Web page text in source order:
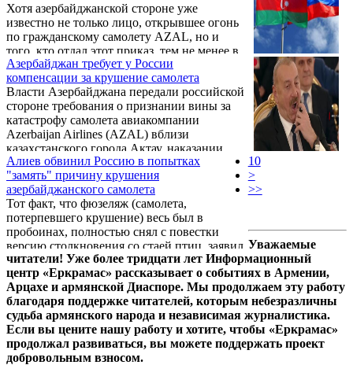
заблудились и оказались на территории
Азербайджана.
Хотя азербайджанской стороне уже
известно не только лицо, открывшее огонь
по гражданскому самолету AZAL, но и
того, кто отдал этот приказ, тем не менее в
России продолжают нагнетать обстановку,
пишет одно из провластных
азербайджанских СМИ. Отмечается, что
«российские коллеги» пытаются сместить
внимание с причин на следствия, становясь
«соучастниками преступления».
Азербайджан требует у России
компенсации за крушение самолета
Власти Азербайджана передали российской
стороне требования о признании вины за
катастрофу самолета авиакомпании
Azerbaijan Airlines (AZAL) вблизи
казахстанского города Актау, наказании
виновных в случившемся и выплате
компенсаций, заявил в интервью
азербайджанскому государственному
телеканалу AzTV президент Азербайджана
Ильхам Алиев, передает ТАСС.
Алиев обвинил Россию в попытках
"замять" причину крушения
азербайджанского самолета
Тот факт, что фюзеляж (самолета,
потерпевшего крушение) весь был в
пробоинах, полностью снял с повестки
версию столкновения со стаей птиц, заявил
президент Азербайджана Ильхам Алиев в
интервью местному телевидению. Как
сообщает Новости Армении - NEWS.am, по
словам Алиева, «некоторые круги России
предпочли придерживаться этой версии».
10
>
>>
Уважаемые
читатели! Уже более тридцати лет Информационный
центр «Еркрамас» рассказывает о событиях в Армении,
Арцахе и армянской Диаспоре. Мы продолжаем эту работу
благодаря поддержке читателей, которым небезразличны
судьба армянского народа и независимая журналистика.
Если вы цените нашу работу и хотите, чтобы «Еркрамас»
продолжал развиваться, вы можете поддержать проект
добровольным взносом.